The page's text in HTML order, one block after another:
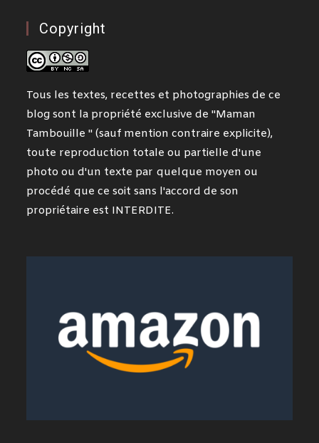
Copyright
Tous les textes, recettes et photographies de ce
blog sont la propriété exclusive de "Maman
Tambouille " (sauf mention contraire explicite),
toute reproduction totale ou partielle d'une
photo ou d'un texte par quelque moyen ou
procédé que ce soit sans l'accord de son
propriétaire est INTERDITE.